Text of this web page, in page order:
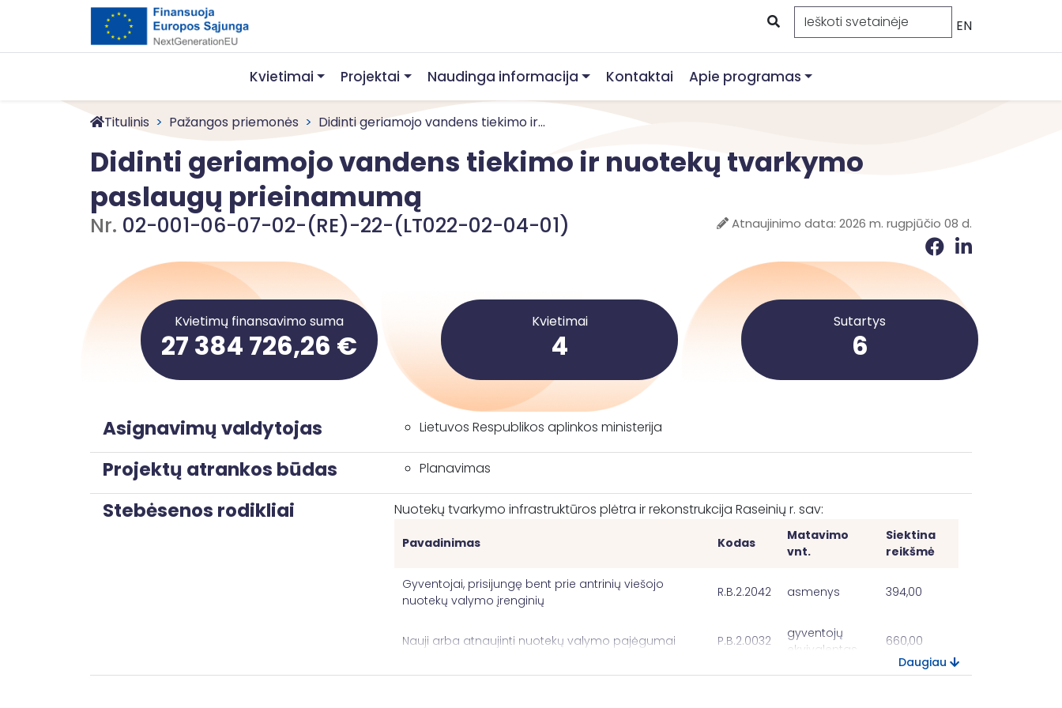
EN
Kvietimai Projektai Naudinga informacija Kontaktai Apie programas
Titulinis Pažangos priemonės Didinti geriamojo vandens tiekimo ir...
Didinti geriamojo vandens tiekimo ir nuotekų tvarkymo
paslaugų prieinamumą
Nr. 02-001-06-07-02-(RE)-22-(LT022-02-04-01) Atnaujinimo data: 2026 m. rugpjūčio 08 d.
Kvietimų finansavimo suma
27 384 726,26 €
Kvietimai
4
Sutartys
6
Asignavimų valdytojas Lietuvos Respublikos aplinkos ministerija
Projektų atrankos būdas Planavimas
Stebėsenos rodikliai Nuotekų tvarkymo infrastruktūros plėtra ir rekonstrukcija Raseinių r. sav:
Pavadinimas Kodas
Matavimo
vnt.
Siektina
reikšmė
Gyventojai, prisijungę bent prie antrinių viešojo
nuotekų valymo įrenginių
R.B.2.2042 asmenys 394,00
Nauji arba atnaujinti nuotekų valymo pajėgumai P.B.2.0032
gyventojų
ekvivalentas
660,00
Daugiau